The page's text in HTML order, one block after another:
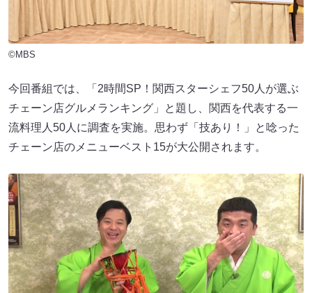
©MBS
今回番組では、「2時間SP！関西スターシェフ50人が選ぶ
チェーン店グルメランキング」と題し、関西を代表する一
流料理人50人に調査を実施。思わず「技あり！」と唸った
チェーン店のメニューベスト15が大公開されます。